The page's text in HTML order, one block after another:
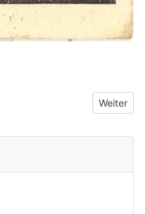
Nächster
Weiter